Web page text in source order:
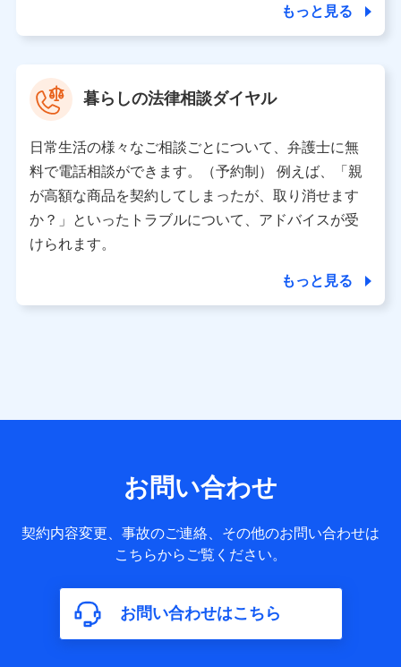
氏名、電話番号、メールアドレス、お客さまの識別子、属
性、連絡先、dポイントサービスのご利用に関する情報。例
として、dポイントカード番号、性別、年齢、家族構成、住
所、dポイント残高、dポイント利用履歴などが含まれます。
利用情報
当社又は株式会社NTTドコモが提供する各種サービスなどの
ご契約・ご利用などに関する情報。例として、当社又は株式
会社NTTドコモが提供する各種サービスのご契約状態・ご利
用履歴インターネット利用時の行動に関する情報、アプリケ
ーション利用時の行動に関する情報、購入されたサービスや
当社又は株式会社NTTドコモが提供する保険関連サービスに
送信履歴などの情報）が含まれます。
約に関する情報。例として、保険契約者及び被保険者の氏
名、住所、生年月日、性別、保険契約者と被保険者の関係、
保険加入の目的、保険商品の内容、保険料、保険料のお支払
年数などの情報、ペットの種類や年齢などの情報などが含ま
れます。
【共同して利用する者の範囲】
もっと見る
暮らしの法律相談ダイヤル
日常生活の様々なご相談ごとについて、弁護士に無
料で電話相談ができます。（予約制） 例えば、「親
が高額な商品を契約してしまったが、取り消せます
か？」といったトラブルについて、アドバイスが受
けられます。
もっと見る
お問い合わせ
契約内容変更、事故のご連絡、その他のお問い合わせは
こちらからご覧ください。
お問い合わせはこちら